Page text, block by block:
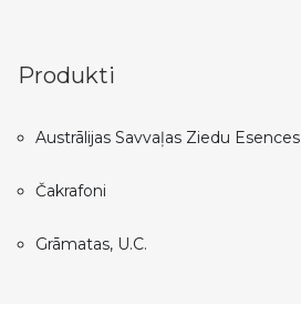
Produkti
Austrālijas Savvaļas Ziedu Esences
Čakrafoni
Grāmatas, U.C.